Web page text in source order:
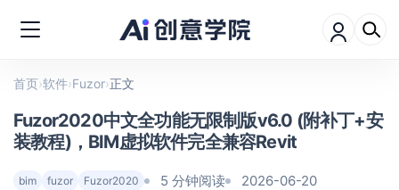
首页›软件›Fuzor›正文
Fuzor2020中文全功能无限制版v6.0 (附补丁+安
装教程)，BIM虚拟软件完全兼容Revit
bim fuzor Fuzor2020 5 分钟阅读 2026-06-20